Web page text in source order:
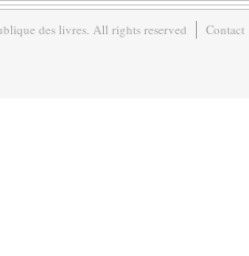
des livres. All rights reserved Contact